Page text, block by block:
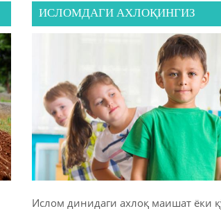
ИСЛОМДАГИ АХЛОҚИНГИЗ
Ислом динидаги ахлоқ маишат ёки